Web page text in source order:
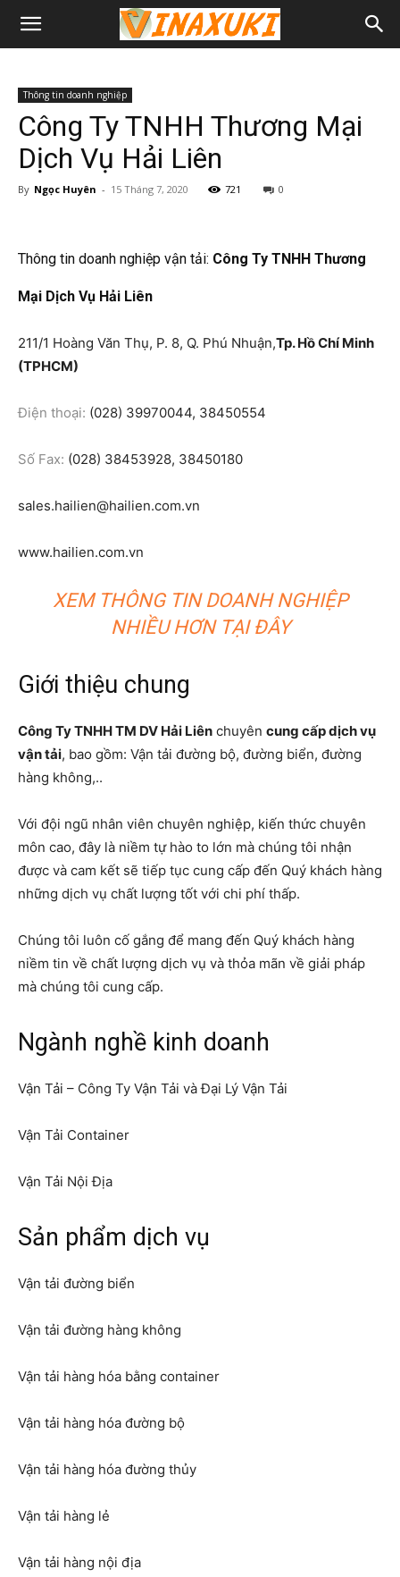
Thông tin doanh nghiệp
Công Ty TNHH Thương Mại
Dịch Vụ Hải Liên
By Ngọc Huyên - 15 Tháng 7, 2020 721 0
Thông tin doanh nghiệp vận tải: Công Ty TNHH Thương
Mại Dịch Vụ Hải Liên
211/1 Hoàng Văn Thụ, P. 8, Q. Phú Nhuận,Tp. Hồ Chí Minh
(TPHCM)
Điện thoại: (028) 39970044, 38450554
Số Fax: (028) 38453928, 38450180
sales.hailien@hailien.com.vn
www.hailien.com.vn
XEM THÔNG TIN DOANH NGHIỆP
NHIỀU HƠN TẠI ĐÂY
Giới thiệu chung
Công Ty TNHH TM DV Hải Liên chuyên cung cấp dịch vụ
vận tải, bao gồm: Vận tải đường bộ, đường biển, đường
hàng không,..
Với đội ngũ nhân viên chuyên nghiệp, kiến thức chuyên
môn cao, đây là niềm tự hào to lớn mà chúng tôi nhận
được và cam kết sẽ tiếp tục cung cấp đến Quý khách hàng
những dịch vụ chất lượng tốt với chi phí thấp.
Chúng tôi luôn cố gắng để mang đến Quý khách hàng
niềm tin về chất lượng dịch vụ và thỏa mãn về giải pháp
mà chúng tôi cung cấp.
Ngành nghề kinh doanh
Vận Tải – Công Ty Vận Tải và Đại Lý Vận Tải
Vận Tải Container
Vận Tải Nội Địa
Sản phẩm dịch vụ
Vận tải đường biển
Vận tải đường hàng không
Vận tải hàng hóa bằng container
Vận tải hàng hóa đường bộ
Vận tải hàng hóa đường thủy
Vận tải hàng lẻ
Vận tải hàng nội địa